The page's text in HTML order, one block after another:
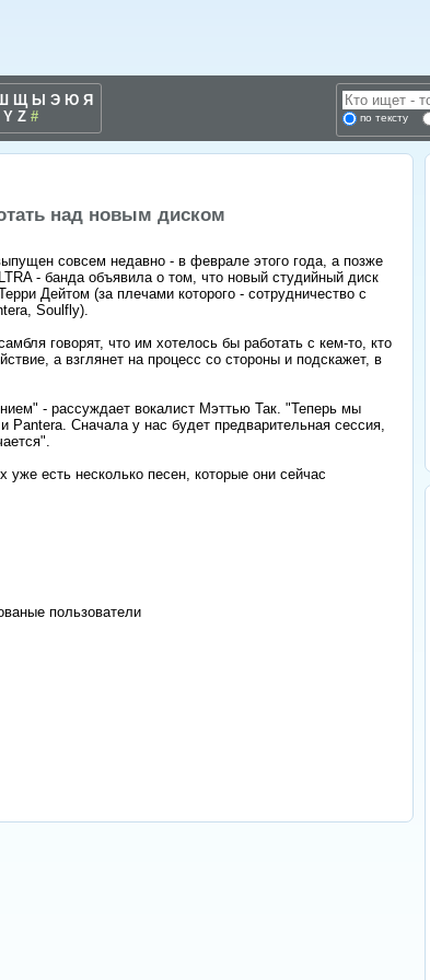
Щ Ы Э Ю Я
Y Z # по тексту
над новым диском
совсем недавно - в феврале этого года, а позже
- банда объявила о том, что новый студийный диск
Дейтом (за плечами которого - сотрудничество с
Soulfly).
говорят, что им хотелось бы работать с кем-то, кто
а взглянет на процесс со стороны и подскажет, в
- рассуждает вокалист Мэттью Так. "Теперь мы
Pantera. Сначала у нас будет предварительная сессия,
есть несколько песен, которые они сейчас
пользователи